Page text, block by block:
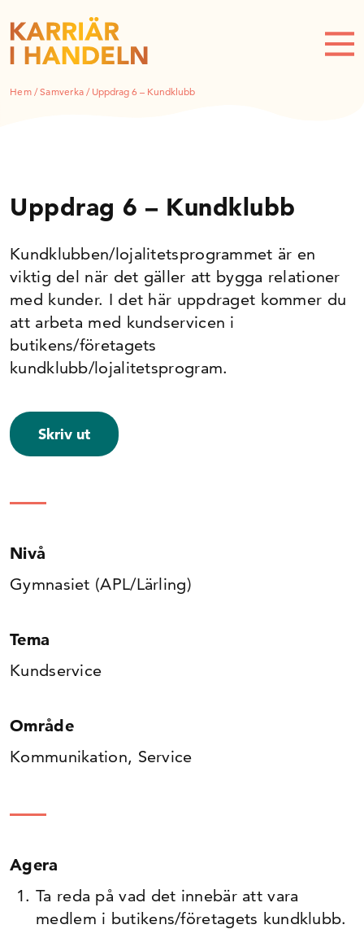
Hem/Samverka / Uppdrag 6 – Kundklubb
Uppdrag 6 – Kundklubb
Kundklubben/lojalitetsprogrammet är en
viktig del när det gäller att bygga relationer
med kunder. I det här uppdraget kommer du
att arbeta med kundservicen i
butikens/företagets
kundklubb/lojalitetsprogram.
Skriv ut
Nivå
Gymnasiet (APL/Lärling)
Tema
Kundservice
Område
Kommunikation, Service
Agera
Ta reda på vad det innebär att vara
medlem i butikens/företagets kundklubb.